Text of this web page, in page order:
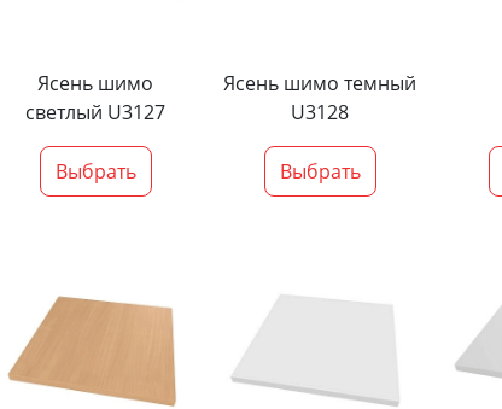
Ясень шимо
светлый U3127
Выбрать
Ясень шимо темный
U3128
Выбрать